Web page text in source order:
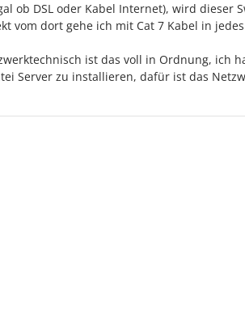
ob DSL oder Kabel Internet), wird dieser
vom dort gehe ich mit Cat 7 Kabel in jedes
ist das voll in Ordnung, ich
Server zu installieren, dafür ist das